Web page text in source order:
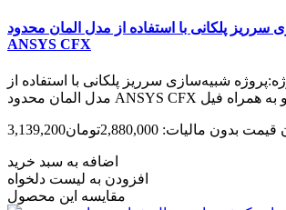
سرریز پلکانی با استفاده از مدل المان محدود
ANSYS CFX
شبیه‌سازی سرریز پلکانی با استفاده از
قیمت بدون مالیات: 2,880,000تومان
اضافه به سبد خرید
افزودن به لیست دلخواه
مقایسه این محصول